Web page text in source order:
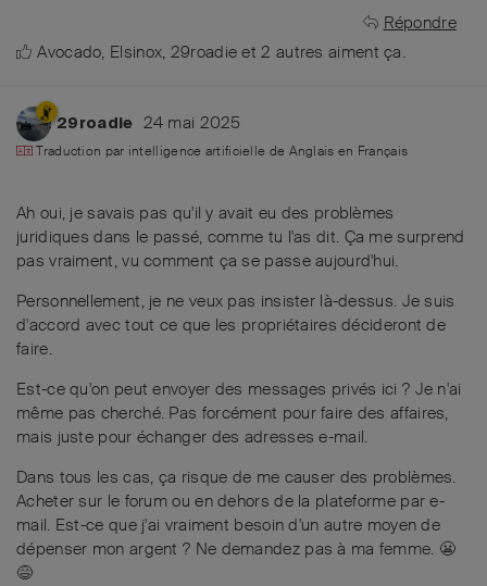
Répondre
Avocado, Elsinox, 29roadie et2 autres aiment ça.
29roadie 24 mai 2025
Traduction par intelligence artificielle de Anglais en Français
Ah oui, je savais pas qu'il y avait eu des problèmes
juridiques dans le passé, comme tu l'as dit. Ça me surprend
pas vraiment, vu comment ça se passe aujourd'hui.
Personnellement, je ne veux pas insister là-dessus. Je suis
d'accord avec tout ce que les propriétaires décideront de
faire.
Est-ce qu'on peut envoyer des messages privés ici ? Je n'ai
même pas cherché. Pas forcément pour faire des affaires,
mais juste pour échanger des adresses e-mail.
Dans tous les cas, ça risque de me causer des problèmes.
Acheter sur le forum ou en dehors de la plateforme par e-
mail. Est-ce que j'ai vraiment besoin d'un autre moyen de
dépenser mon argent ? Ne demandez pas à ma femme. 😬
😅